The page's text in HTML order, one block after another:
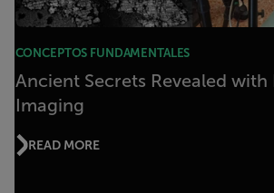
CONCEPTOS FUNDAMENTALES
Ancient Secrets Revealed with
Imaging
READ MORE